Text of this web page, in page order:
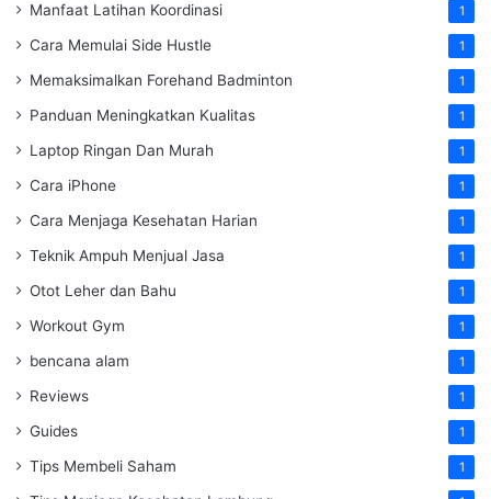
Manfaat Latihan Koordinasi 1
Cara Memulai Side Hustle 1
Memaksimalkan Forehand Badminton 1
Panduan Meningkatkan Kualitas 1
Laptop Ringan Dan Murah 1
Cara iPhone 1
Cara Menjaga Kesehatan Harian 1
Teknik Ampuh Menjual Jasa 1
Otot Leher dan Bahu 1
Workout Gym 1
bencana alam 1
Reviews 1
Guides 1
Tips Membeli Saham 1